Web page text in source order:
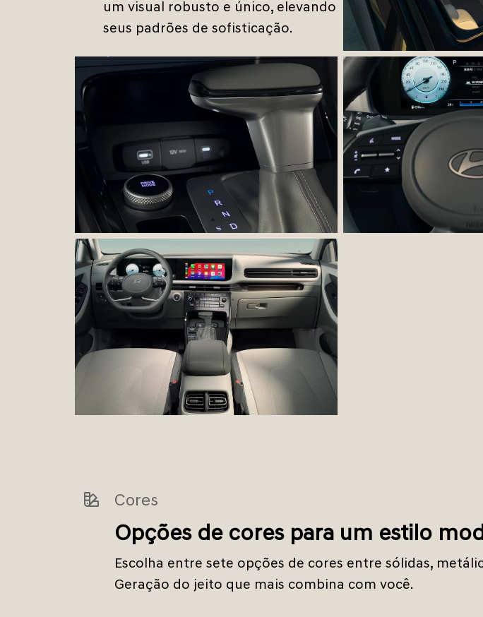
um visual robusto e único, elevando
seus padrões de sofisticação.
Cores
Opções de cores para um estilo
Escolha entre sete opções de cores entre sólidas,
Geração do jeito que mais combina com você.